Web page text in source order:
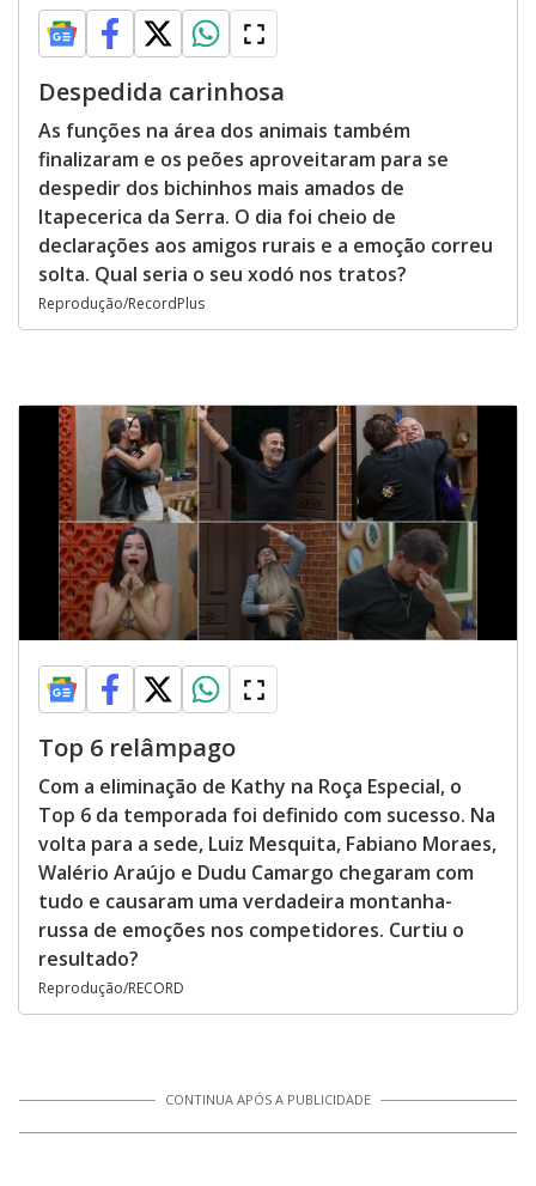
Despedida carinhosa
As funções na área dos animais também
finalizaram e os peões aproveitaram para se
despedir dos bichinhos mais amados de
Itapecerica da Serra. O dia foi cheio de
declarações aos amigos rurais e a emoção correu
solta. Qual seria o seu xodó nos tratos?
Reprodução/RecordPlus
Top 6 relâmpago
Com a eliminação de Kathy na Roça Especial, o
Top 6 da temporada foi definido com sucesso. Na
volta para a sede, Luiz Mesquita, Fabiano Moraes,
Walério Araújo e Dudu Camargo chegaram com
tudo e causaram uma verdadeira montanha-
russa de emoções nos competidores. Curtiu o
resultado?
Reprodução/RECORD
CONTINUA APÓS A PUBLICIDADE